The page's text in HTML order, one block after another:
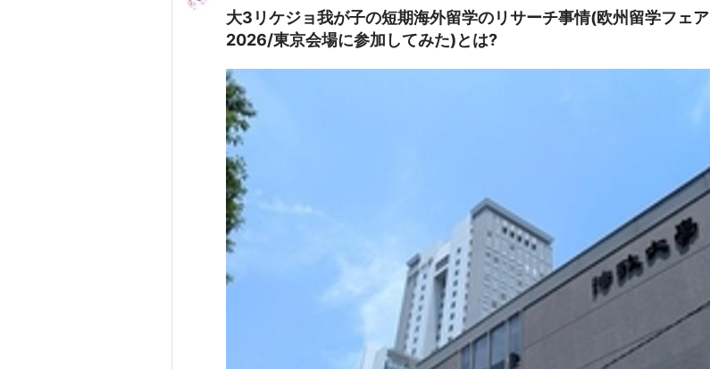
大3リケジョ我が子の短期海外留学のリサーチ事情(欧州留学フェア
2026/東京会場に参加してみた)とは?